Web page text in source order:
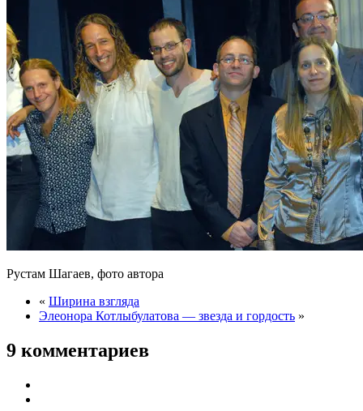
Рустам Шагаев, фото автора
« Ширина взгляда
Элеонора Котлыбулатова — звезда и гордость »
9 комментариев